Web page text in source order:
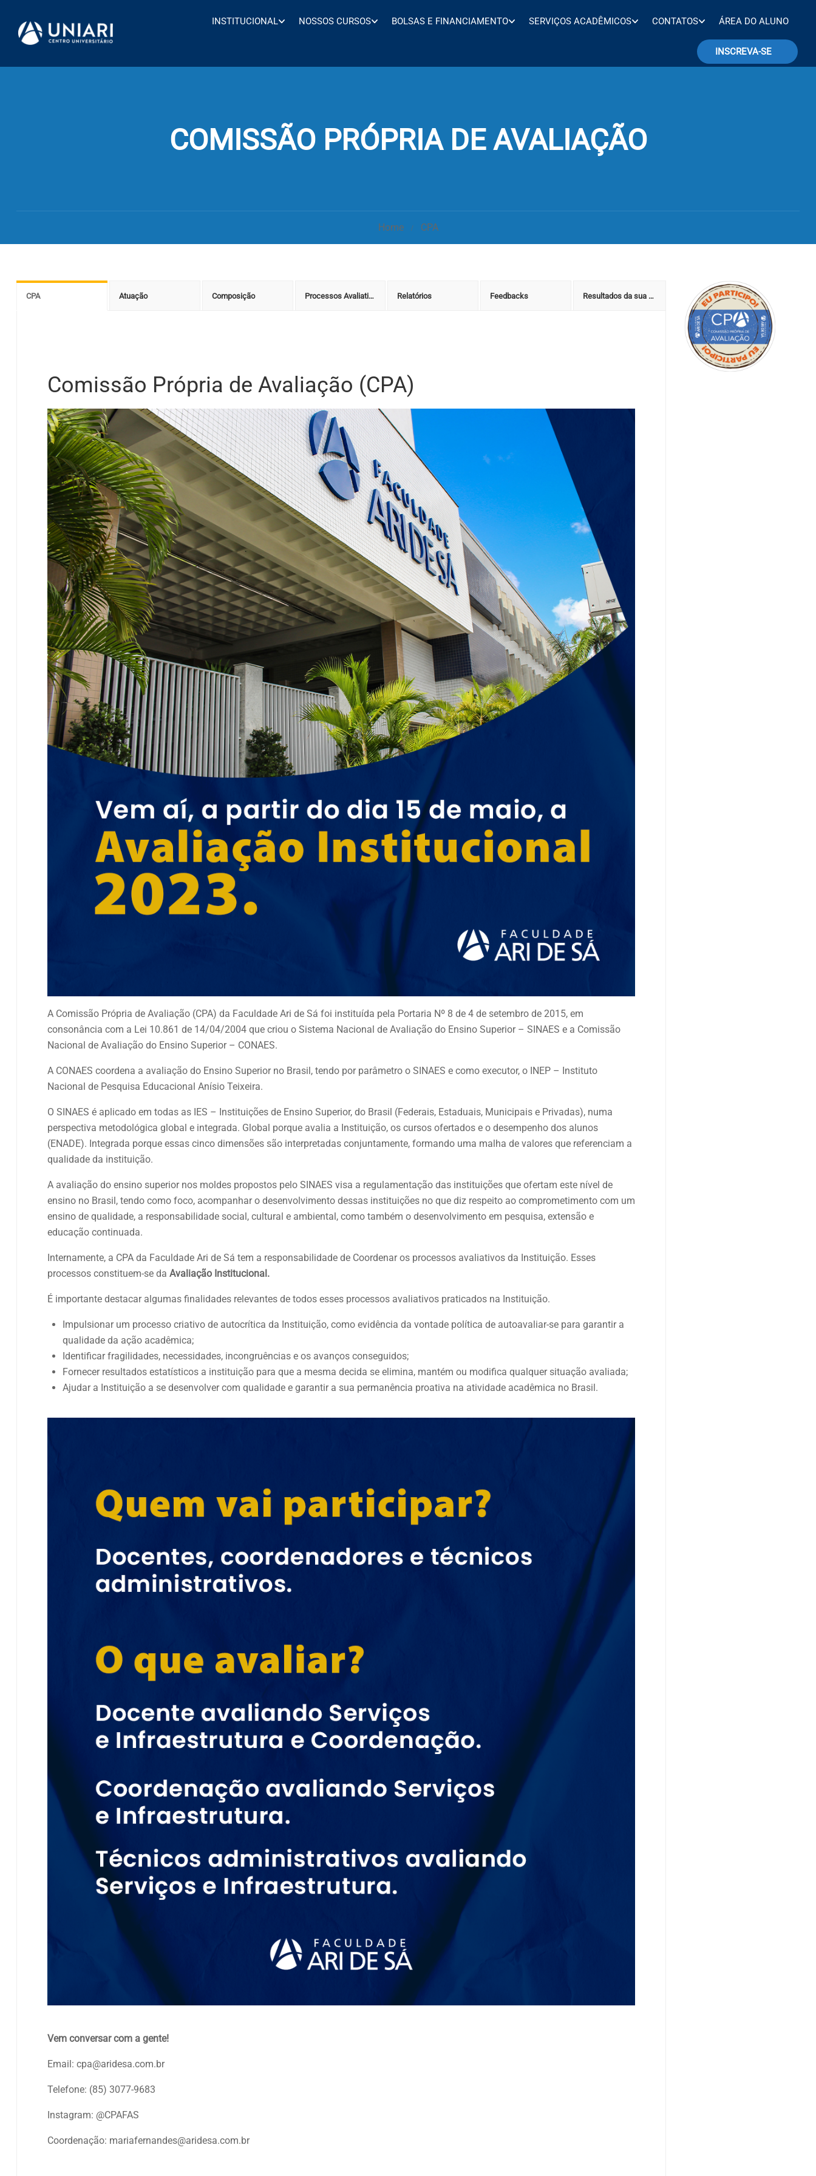
INSTITUCIONAL NOSSOS CURSOS BOLSAS E FINANCIAMENTO SERVIÇOS ACADÊMICOS CONTATOS ÁREA DO ALUNO
INSCREVA-SE
COMISSÃO PRÓPRIA DE AVALIAÇÃO
Home CPA
CPA Atuação Composição Processos Avaliativos Relatórios Feedbacks Resultados da sua avaliação
Comissão Própria de Avaliação (CPA)
A Comissão Própria de Avaliação (CPA) da Faculdade Ari de Sá foi instituída pela Portaria Nº 8 de 4 de setembro de 2015, em
consonância com a Lei 10.861 de 14/04/2004 que criou o Sistema Nacional de Avaliação do Ensino Superior – SINAES e a Comissão
Nacional de Avaliação do Ensino Superior – CONAES.
A CONAES coordena a avaliação do Ensino Superior no Brasil, tendo por parâmetro o SINAES e como executor, o INEP – Instituto
Nacional de Pesquisa Educacional Anísio Teixeira.
O SINAES é aplicado em todas as IES – Instituições de Ensino Superior, do Brasil (Federais, Estaduais, Municipais e Privadas), numa
perspectiva metodológica global e integrada. Global porque avalia a Instituição, os cursos ofertados e o desempenho dos alunos
(ENADE). Integrada porque essas cinco dimensões são interpretadas conjuntamente, formando uma malha de valores que referenciam a
qualidade da instituição.
A avaliação do ensino superior nos moldes propostos pelo SINAES visa a regulamentação das instituições que ofertam este nível de
ensino no Brasil, tendo como foco, acompanhar o desenvolvimento dessas instituições no que diz respeito ao comprometimento com um
ensino de qualidade, a responsabilidade social, cultural e ambiental, como também o desenvolvimento em pesquisa, extensão e
educação continuada.
Internamente, a CPA da Faculdade Ari de Sá tem a responsabilidade de Coordenar os processos avaliativos da Instituição. Esses
processos constituem-se da Avaliação Institucional.
É importante destacar algumas finalidades relevantes de todos esses processos avaliativos praticados na Instituição.
Impulsionar um processo criativo de autocrítica da Instituição, como evidência da vontade política de autoavaliar-se para garantir a
qualidade da ação acadêmica;
Identificar fragilidades, necessidades, incongruências e os avanços conseguidos;
Fornecer resultados estatísticos a instituição para que a mesma decida se elimina, mantém ou modifica qualquer situação avaliada;
Ajudar a Instituição a se desenvolver com qualidade e garantir a sua permanência proativa na atividade acadêmica no Brasil.
Vem conversar com a gente!
Email: cpa@aridesa.com.br
Telefone: (85) 3077-9683
Instagram: @CPAFAS
Coordenação: mariafernandes@aridesa.com.br